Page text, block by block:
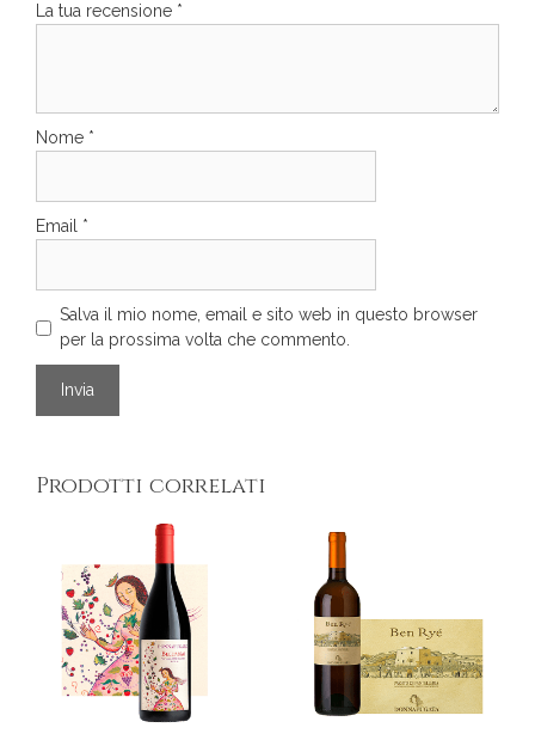
La tua recensione *
Nome *
Email *
Salva il mio nome, email e sito web in questo browser
per la prossima volta che commento.
Prodotti correlati
varianti.
opzioni
Questo
prodotto
più
varianti.
possono